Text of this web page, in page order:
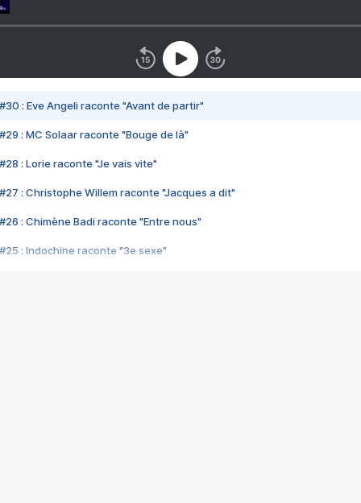
#30 : Eve Angeli raconte "Avant de partir"
#29 : MC Solaar raconte "Bouge de là"
#28 : Lorie raconte "Je vais vite"
#27 : Christophe Willem raconte "Jacques a dit"
#26 : Chimène Badi raconte "Entre nous"
#25 : Indochine raconte "3e sexe"